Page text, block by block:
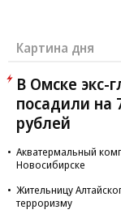
Картина дня
В Омске экс-
посадили на
рублей
Акватермальный
Новосибирске
Жительницу
терроризму